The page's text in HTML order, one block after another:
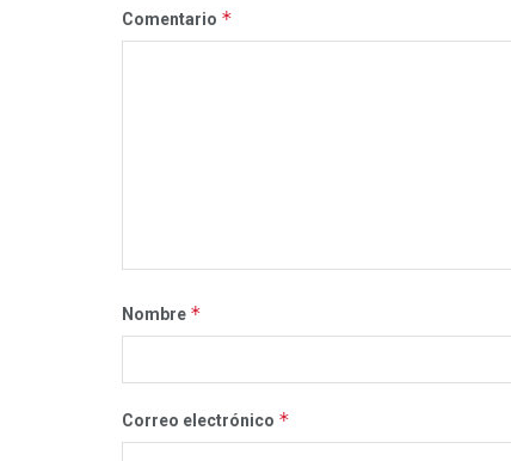
Comentario *
Nombre *
Correo electrónico *